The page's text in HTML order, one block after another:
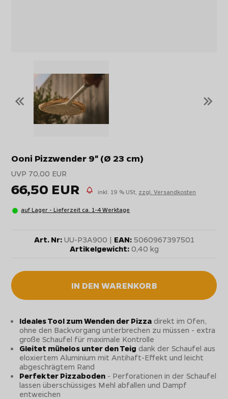
« »
Ooni Pizzwender 9" (Ø 23 cm)
UVP 70,00 EUR
66,50 EUR inkl. 19 % USt, zzgl. Versandkosten
auf Lager - Lieferzeit ca. 1-4 Werktage
Art. Nr:UU-P3A900 | EAN:5060967397501
Artikelgewicht:0,40 kg
IN DEN WARENKORB
Ideales Tool zum Wenden der Pizza direkt im Ofen,
ohne den Backvorgang unterbrechen zu müssen - extra
große Schaufel für maximale Kontrolle
Gleitet mühelos unter den Teig dank der Schaufel aus
eloxiertem Aluminium mit Antihaft-Effekt und leicht
abgeschrägtem Rand
Perfekter Pizzaboden - Perforationen in der Schaufel
lassen überschüssiges Mehl abfallen und Dampf
entweichen